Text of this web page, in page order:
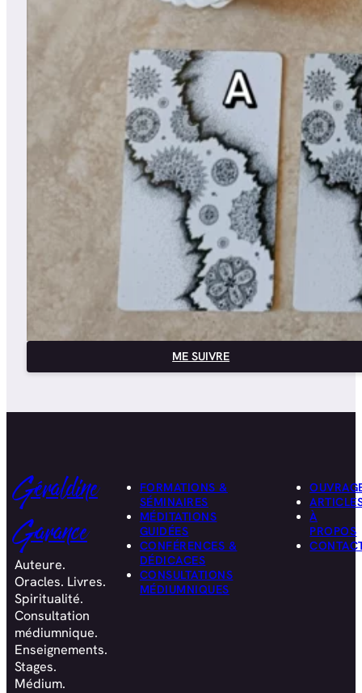
ME SUIVRE
Géraldine
Garance
Auteure.
Oracles. Livres.
Spiritualité.
Consultation
médiumnique.
Enseignements.
Stages.
Médium.
FORMATIONS &
SÉMINAIRES
MÉDITATIONS
GUIDÉES
CONFÉRENCES &
DÉDICACES
CONSULTATIONS
MÉDIUMNIQUES
À
PROPOS